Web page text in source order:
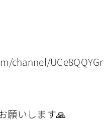
channel/
願いします🙏